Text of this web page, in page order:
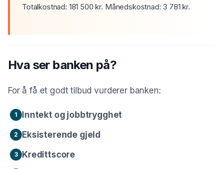
Totalkostnad: 181 500 kr. Månedskostnad: 3 781 kr.
Hva ser banken på?
For å få et godt tilbud vurderer banken:
1 Inntekt og jobbtrygghet
2 Eksisterende gjeld
3 Kredittscore